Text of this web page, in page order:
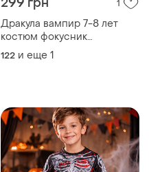
299 грн 1
Дракула вампир 7-8 лет
костюм фокусник
волшебник
122 и еще 1